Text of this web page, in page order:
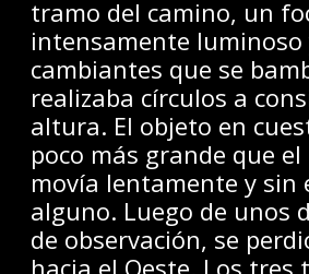
tramo del camino, un
intensamente luminoso
cambiantes que se
realizaba círculos a
altura. El objeto en
poco más grande que el
movía lentamente y sin
alguno. Luego de unos
de observación, se
hacia el Oeste. Los tres